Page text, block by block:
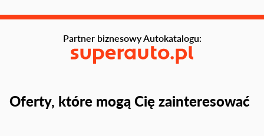
Oferty, które mogą Cię zainteresować
Partner biznesowy Autokatalogu: